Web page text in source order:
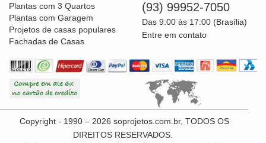
Plantas com 3 Quartos
Plantas com Garagem
Projetos de casas populares
Fachadas de Casas
(93) 99952-7050
Das 9:00 às 17:00 (Brasília)
Entre em contato
Copyright - 1990 – 2026 soprojetos.com.br, TODOS OS
DIREITOS RESERVADOS.